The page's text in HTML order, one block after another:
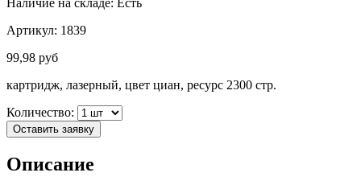
Артикул: 1839
99,98 руб
картридж, лазерный, цвет циан, ресурс 2300 стр.
Количество:
Оставить заявку
Описание